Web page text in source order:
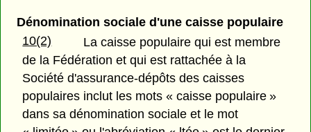
Dénomination sociale d'une caisse populaire
10(2)
La caisse populaire qui est membre
de la Fédération et qui est rattachée à la
Société d'assurance-dépôts des caisses
populaires inclut les mots « caisse populaire »
dans sa dénomination sociale et le mot